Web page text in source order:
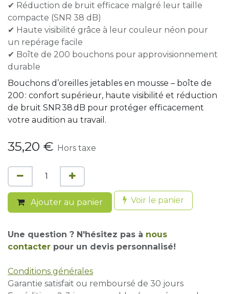
✔ Réduction de bruit efficace malgré leur taille
compacte (SNR 38 dB)
✔ Haute visibilité grâce à leur couleur néon pour
un repérage facile
✔ Boîte de 200 bouchons pour approvisionnement
durable
Bouchons d’oreilles jetables en mousse – boîte de
200 : confort supérieur, haute visibilité et réduction
de bruit SNR 38 dB pour protéger efficacement
votre audition au travail.
35,20 € Hors taxe
Ajouter au panier Voir le panier
Une question ? N'hésitez pas à nous
contacter pour un devis personnalisé!
Conditions générales
Garantie satisfait ou remboursé de 30 jours